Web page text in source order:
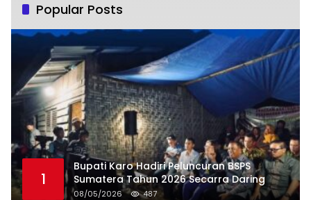
Popular Posts
1
Bupati Karo Hadiri Peluncuran BSPS
Sumatera Tahun 2026 Secarra Daring
08/05/2026 487